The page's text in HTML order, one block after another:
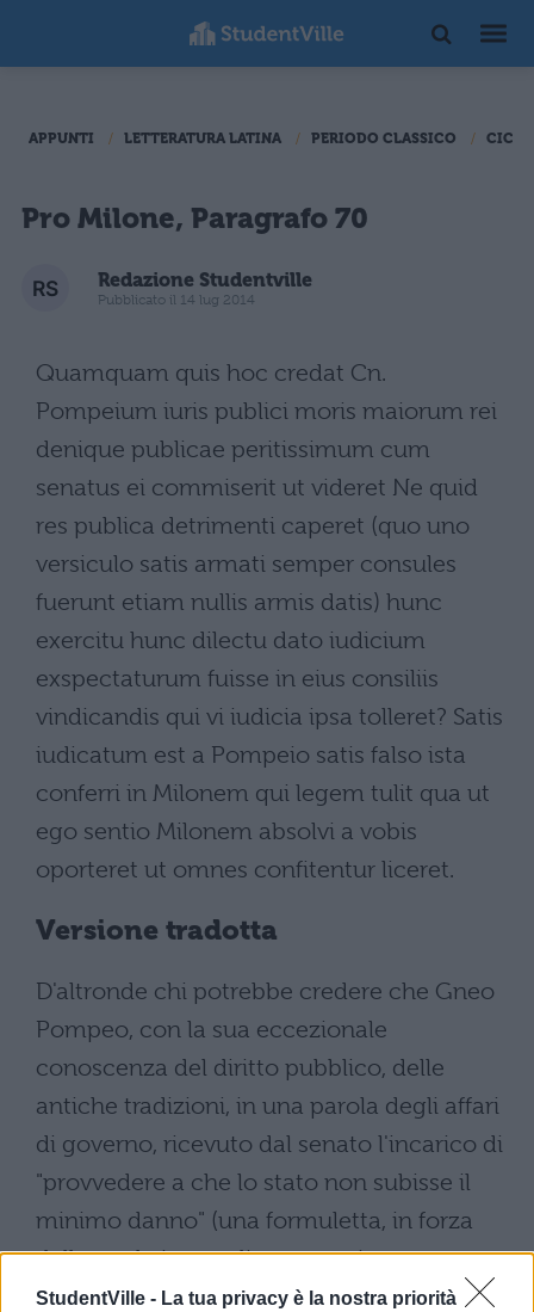
StudentVille - La tua privacy è la nostra priorità
APPUNTI LETTERATURA LATINA PERIODO CLASSICO
Pro Milone, Paragrafo 70
Redazione Studentville
Pubblicato il 14 lug 2014
Quamquam quis hoc credat Cn.
Pompeium iuris publici moris maiorum rei
denique publicae peritissimum cum
senatus ei commiserit ut videret Ne quid
res publica detrimenti caperet (quo uno
versiculo satis armati semper consules
fuerunt etiam nullis armis datis) hunc
exercitu hunc dilectu dato iudicium
exspectaturum fuisse in eius consiliis
vindicandis qui vi iudicia ipsa tolleret? Satis
iudicatum est a Pompeio satis falso ista
conferri in Milonem qui legem tulit qua ut
ego sentio Milonem absolvi a vobis
oporteret ut omnes confitentur liceret.
Versione tradotta
D'altronde chi potrebbe credere che Gneo
Pompeo, con la sua eccezionale
conoscenza del diritto pubblico, delle
antiche tradizioni, in una parola degli affari
di governo, ricevuto dal senato l'incarico di
"provvedere a che lo stato non subisse il
minimo danno" (una formuletta, in forza
della quale i consoli sono stati sempre
armati quanto bastava, senza il ricorso ad